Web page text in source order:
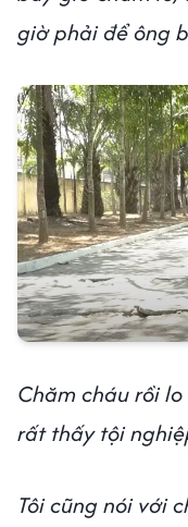
giờ phải để ông
Chăm cháu rồi
rất thấy tội
Tôi cũng nói với